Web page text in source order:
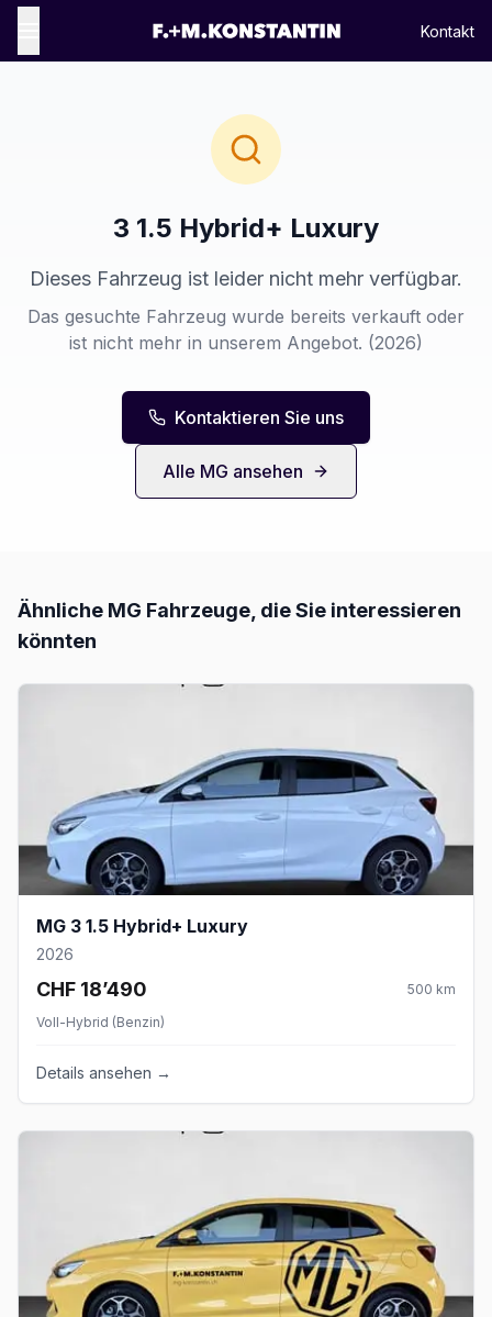
Kontakt
3 1.5 Hybrid+ Luxury
Dieses Fahrzeug ist leider nicht mehr verfügbar.
Das gesuchte Fahrzeug wurde bereits verkauft oder
ist nicht mehr in unserem Angebot. (2026)
Kontaktieren Sie uns
Alle MG ansehen
Ähnliche MG Fahrzeuge, die Sie interessieren
könnten
MG 3 1.5 Hybrid+ Luxury
2026
CHF 18’490 500 km
Voll-Hybrid (Benzin)
Details ansehen →